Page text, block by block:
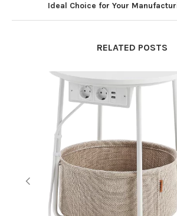
Ideal Choice for Your
RELATED POSTS